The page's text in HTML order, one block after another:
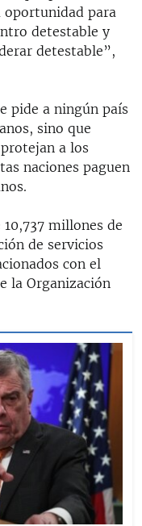
para
detestable y
detestable”,
pide a ningún país
sino que
a los
naciones paguen
millones de
de servicios
con el
la Organización